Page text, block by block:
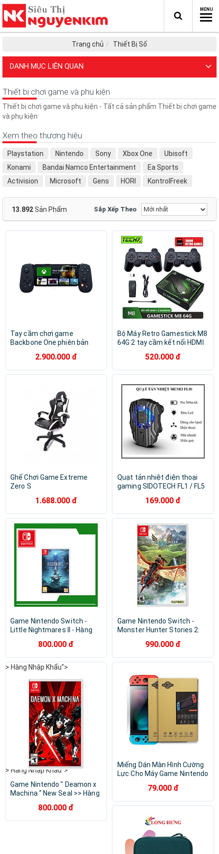
Trang chủ Thiết Bị Số
DANH MỤC LIÊN QUAN
Thiết bị chơi game và phụ kiện
Thiết bị chơi game và phụ kiện - Tất cả sản phẩm Thiết bị chơi game
và phụ kiện
Xem theo thương hiệu
Playstation Nintendo Sony Xbox One
Ubisoft
Konami
Bandai Namco Entertainment
Ea Sports
Activision
Microsoft Gens HORI
KontrolFreek
EXTREME
Extreme Zero Tundo Dell
Nokia
Oculus
EasySMX Rapoo BlackBerry
Dobe
MINPRO
SteelSeries
Ugreen
FTAKY
Tech77
Memo GameSir FLYDIGI Skull & Co.
IINE
8BITDO
Logitech DEVO Sido Tech Hoco
13.892Sản Phẩm Sắp Xếp Theo
Tay cầm chơi game
Backbone One phiên bản
thái iOS và Android 10 trở lên
- Hàng chính hãng
2.900.000 đ
Bộ Máy Retro Gamestick M8
64G 2 tay cầm kết nối HDMI
máy chiếu hàng nhập khẩu
520.000 đ
Ghế Chơi Game Extreme
Zero S
1.688.000 đ
Quạt tản nhiệt điện thoại
gaming SIDOTECH FL1 / FL5
lạnh và quạt gió) làm mát hạ
nhiệt nhanh khi chơi game bị
mobile Liên Quân Tốc Chiến
FF PUBG - Hàng Chính Hãng
169.000 đ
Game Nintendo Switch -
Little Nightmares II - Hàng
800.000 đ
Game Nintendo Switch -
Monster Hunter Stories 2:
990.000 đ
> Hàng Nhập Khẩu">
> Hàng Nhập Khẩu">
Game Nintendo " Deamon x
Machina " New Seal >> Hàng
800.000 đ
Miếng Dán Màn Hình Cường
Lực Cho Máy Game Nintendo
79.000 đ